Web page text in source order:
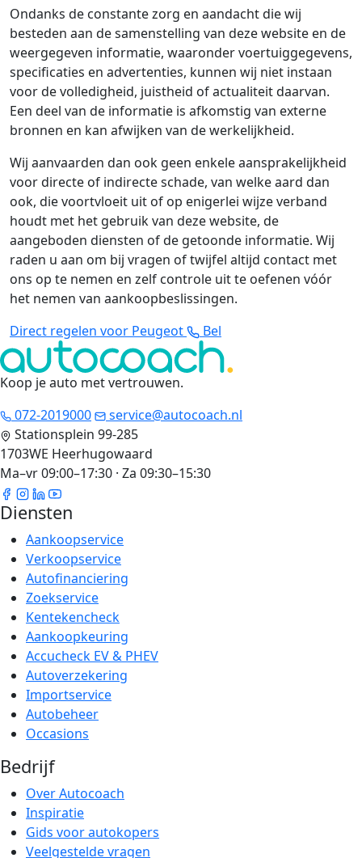
Ondanks de constante zorg en aandacht die wij
besteden aan de samenstelling van deze website en de
weergegeven informatie, waaronder voertuiggegevens,
specificaties en advertenties, kunnen wij niet instaan
voor de volledigheid, juistheid of actualiteit daarvan.
Een deel van de informatie is afkomstig van externe
bronnen en kan afwijken van de werkelijkheid.
Wij aanvaarden dan ook geen enkele aansprakelijkheid
voor directe of indirecte schade, van welke aard dan
ook, die voortvloeit uit of op enigerlei wijze verband
houdt met het gebruik van deze website, de
aangeboden diensten of de getoonde informatie. Wij
raden u aan om bij vragen of twijfel altijd contact met
ons op te nemen en zelf controle uit te oefenen vóór
het nemen van aankoopbeslissingen.
Direct regelen voor Peugeot
Bel
Koop je auto met vertrouwen.
072-2019000
service@autocoach.nl
Stationsplein 99-285
1703WE Heerhugowaard
Ma–vr 09:00–17:30 · Za 09:30–15:30
Diensten
Aankoopservice
Verkoopservice
Autofinanciering
Zoekservice
Kentekencheck
Aankoopkeuring
Accucheck EV & PHEV
Autoverzekering
Importservice
Autobeheer
Occasions
Bedrijf
Over Autocoach
Inspiratie
Gids voor autokopers
Veelgestelde vragen